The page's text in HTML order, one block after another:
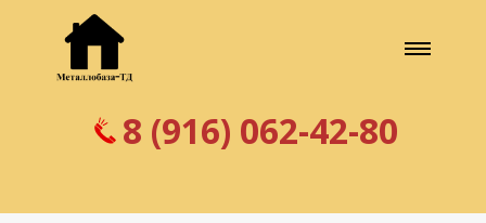
8 (916) 062-42-80